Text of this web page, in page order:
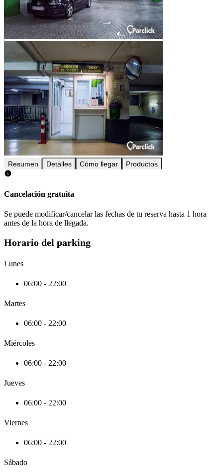
Resumen Detalles Cómo llegar Productos
Cancelación gratuita
Se puede modificar/cancelar las fechas de tu reserva hasta 1 hora
antes de la hora de llegada.
Horario del parking
Lunes
06:00 - 22:00
Martes
06:00 - 22:00
Miércoles
06:00 - 22:00
Jueves
06:00 - 22:00
Viernes
06:00 - 22:00
Sábado